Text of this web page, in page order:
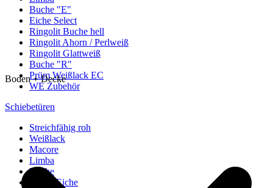
Buche "E"
Eiche Select
Ringolit Buche hell
Ringolit Ahorn / Perlweiß
Ringolit Glattweiß
Buche "R"
Prüm Weißlack EC
WE Zubehör
Schiebetüren
Streichfähig roh
Weißlack
Macore
Limba
Buche
europ. Eiche
Boden + Decke